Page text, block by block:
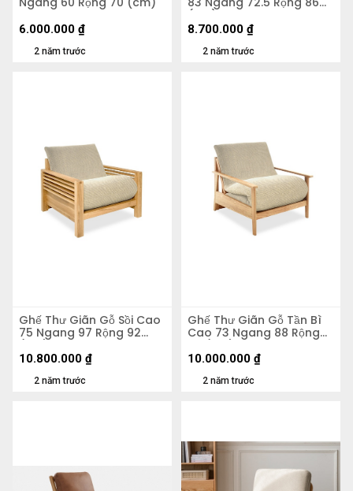
2 năm trước
6.000.000 ₫
(cm)
2 năm trước
8.700.000 ₫
Ghế Thư Giãn Gỗ Sồi Cao
75 Ngang 97 Rộng 92
(cm)
2 năm trước
10.800.000 ₫
Ghế Thư Giãn Gỗ Tần Bì
Cao 73 Ngang 88 Rộng
97 (cm)
2 năm trước
10.000.000 ₫